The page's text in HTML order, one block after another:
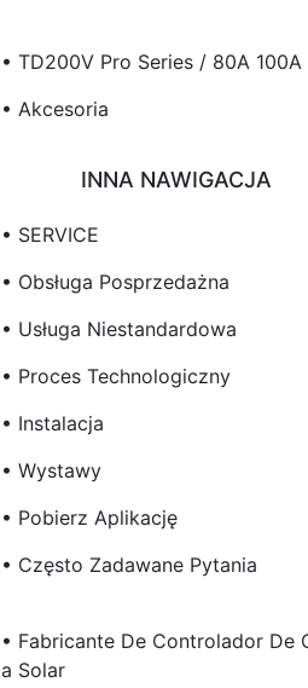
• TD200V Pro Series / 80A 100A
• Akcesoria
INNA NAWIGACJA
• SERVICE
• Obsługa Posprzedażna
• Usługa Niestandardowa
• Proces Technologiczny
• Instalacja
• Wystawy
• Pobierz Aplikację
• Często Zadawane Pytania
• Fabricante De Controlador De
A Solar